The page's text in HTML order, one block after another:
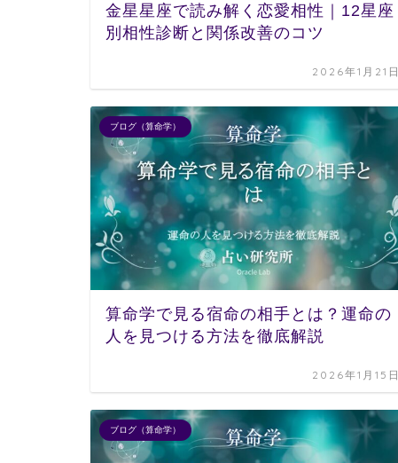
金星星座で読み解く恋愛相性｜12星座
別相性診断と関係改善のコツ
2026年1月21日
ブログ（算命学）
算命学で見る宿命の相手とは？運命の
人を見つける方法を徹底解説
2026年1月15日
ブログ（算命学）